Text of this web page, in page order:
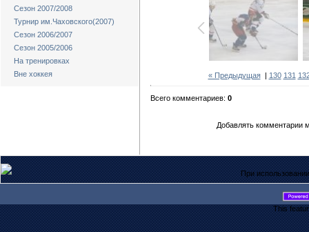
Сезон 2007/2008
Турнир им.Чаховского(2007)
Сезон 2006/2007
Сезон 2005/2006
На тренировках
Вне хоккея
« Предыдущая| 130 131
Всего комментариев: 0
Добавлять комментарии
При
This